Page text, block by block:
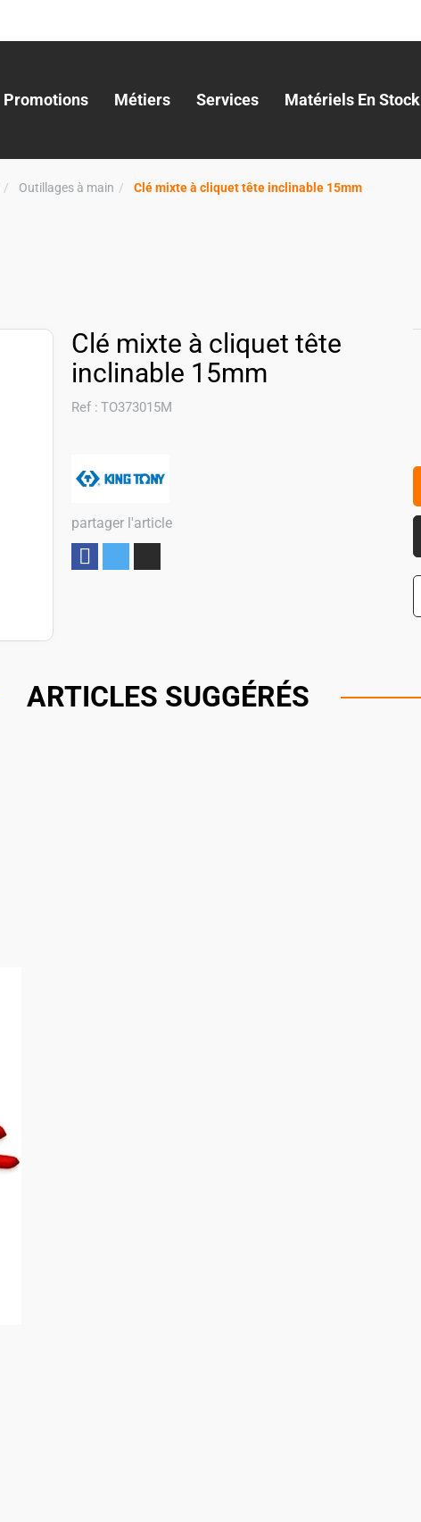
Promotions Métiers Services Matériels En Stock
Outillages à main Clé mixte à cliquet tête inclinable 15mm
Clé mixte à cliquet tête
inclinable 15mm
Ref : TO373015M
partager l'article
ARTICLES SUGGÉRÉS